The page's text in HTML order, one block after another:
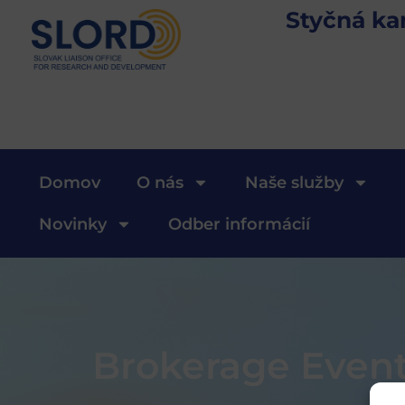
Styčná
Domov O nás Naše služby
Novinky Odber informácií